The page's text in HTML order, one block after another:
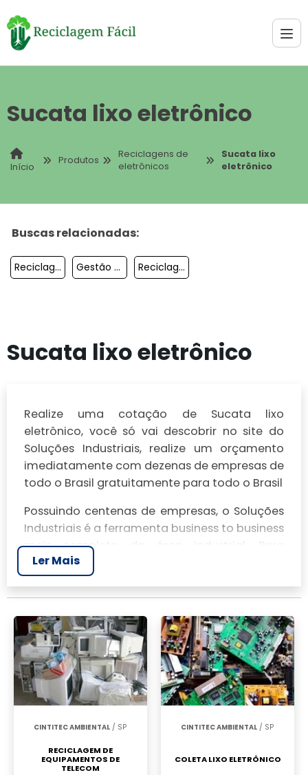
Sucata lixo eletrônico
Início
Produtos
Reciclagens de
eletrônicos
Sucata lixo
eletrônico
Buscas relacionadas:
Reciclagem De Servidor Gestão De Resíduos Eletroeletrônicos Reciclagem Computadores
Sucata lixo eletrônico
Realize uma cotação de Sucata lixo
eletrônico, você só vai descobrir no site do
Soluções Industriais, realize um orçamento
imediatamente com dezenas de empresas de
todo o Brasil gratuitamente para todo o Brasil
Possuindo centenas de empresas, o Soluções
Industriais é a ferramenta business to business
mais completo da área industrial. Para
realizar um orçamento de Sucata lixo
eletrônico, clique em um ou mais dos
anuciantes a seguir:
Ler Mais
CINTITEC AMBIENTAL / SP
RECICLAGEM DE
EQUIPAMENTOS DE
TELECOM
CINTITEC AMBIENTAL / SP
COLETA LIXO ELETRÔNICO